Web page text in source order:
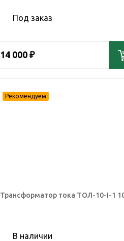
Под заказ
14 000 ₽
Трансформатор тока ТОЛ-10-I-1
В наличии